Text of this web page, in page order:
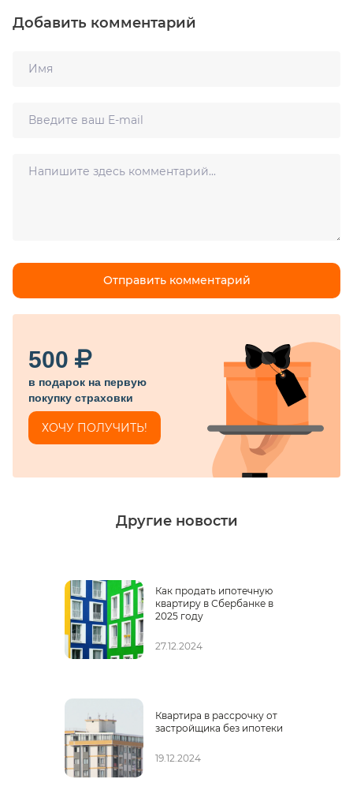
Добавить комментарий
500
в подарок на первую
покупку страховки
ХОЧУ ПОЛУЧИТЬ!
Другие новости
Как продать ипотечную
квартиру в Сбербанке в
2025 году
27.12.2024
Квартира в рассрочку от
застройщика без ипотеки
19.12.2024